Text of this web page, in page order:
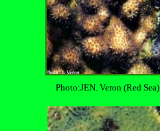
Photo:JEN. Veron (Red Sea)